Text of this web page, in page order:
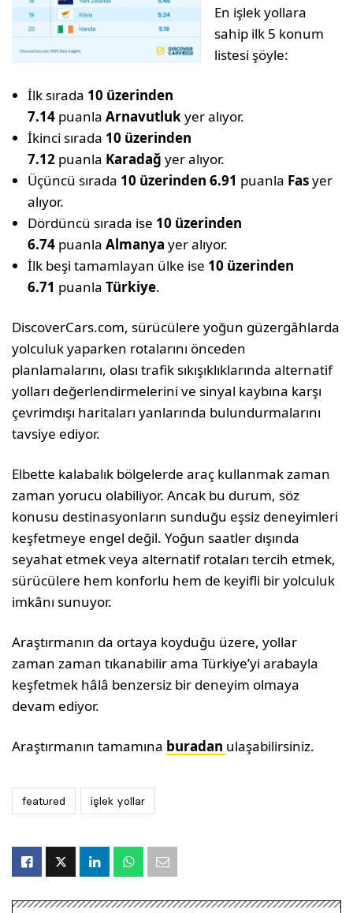
En işlek yollara
sahip ilk 5 konum
listesi şöyle:
İlk sırada 10 üzerinden
7.14 puanla Arnavutlukyer alıyor.
İkinci sırada 10 üzerinden
7.12 puanla Karadağ yer alıyor.
Üçüncü sırada 10 üzerinden 6.91 puanla Fasyer
alıyor.
Dördüncü sırada ise 10 üzerinden
6.74 puanla Almanya yer alıyor.
İlk beşi tamamlayan ülke ise 10 üzerinden
6.71 puanla Türkiye.
DiscoverCars.com, sürücülere yoğun güzergâhlarda
yolculuk yaparken rotalarını önceden
planlamalarını, olası trafik sıkışıklıklarında alternatif
yolları değerlendirmelerini ve sinyal kaybına karşı
çevrimdışı haritaları yanlarında bulundurmalarını
tavsiye ediyor.
Elbette kalabalık bölgelerde araç kullanmak zaman
zaman yorucu olabiliyor. Ancak bu durum, söz
konusu destinasyonların sunduğu eşsiz deneyimleri
keşfetmeye engel değil. Yoğun saatler dışında
seyahat etmek veya alternatif rotaları tercih etmek,
sürücülere hem konforlu hem de keyifli bir yolculuk
imkânı sunuyor.
Araştırmanın da ortaya koyduğu üzere, yollar
zaman zaman tıkanabilir ama Türkiye’yi arabayla
keşfetmek hâlâ benzersiz bir deneyim olmaya
devam ediyor.
Araştırmanın tamamına buradan ulaşabilirsiniz.
featured işlek yollar